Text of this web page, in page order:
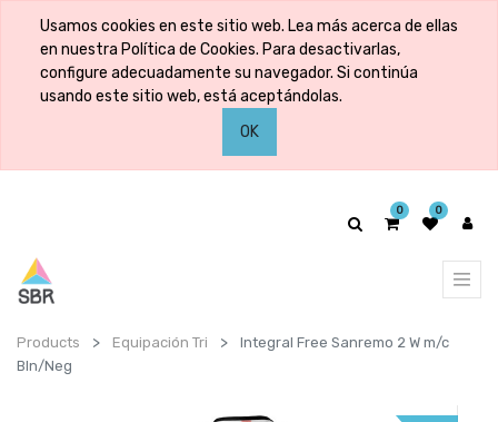
Usamos cookies en este sitio web. Lea más acerca de ellas
en nuestra Política de Cookies. Para desactivarlas,
configure adecuadamente su navegador. Si continúa
usando este sitio web, está aceptándolas.
OK
0 0
Products Equipación Tri
Integral Free Sanremo 2 W m/c
Bln/Neg